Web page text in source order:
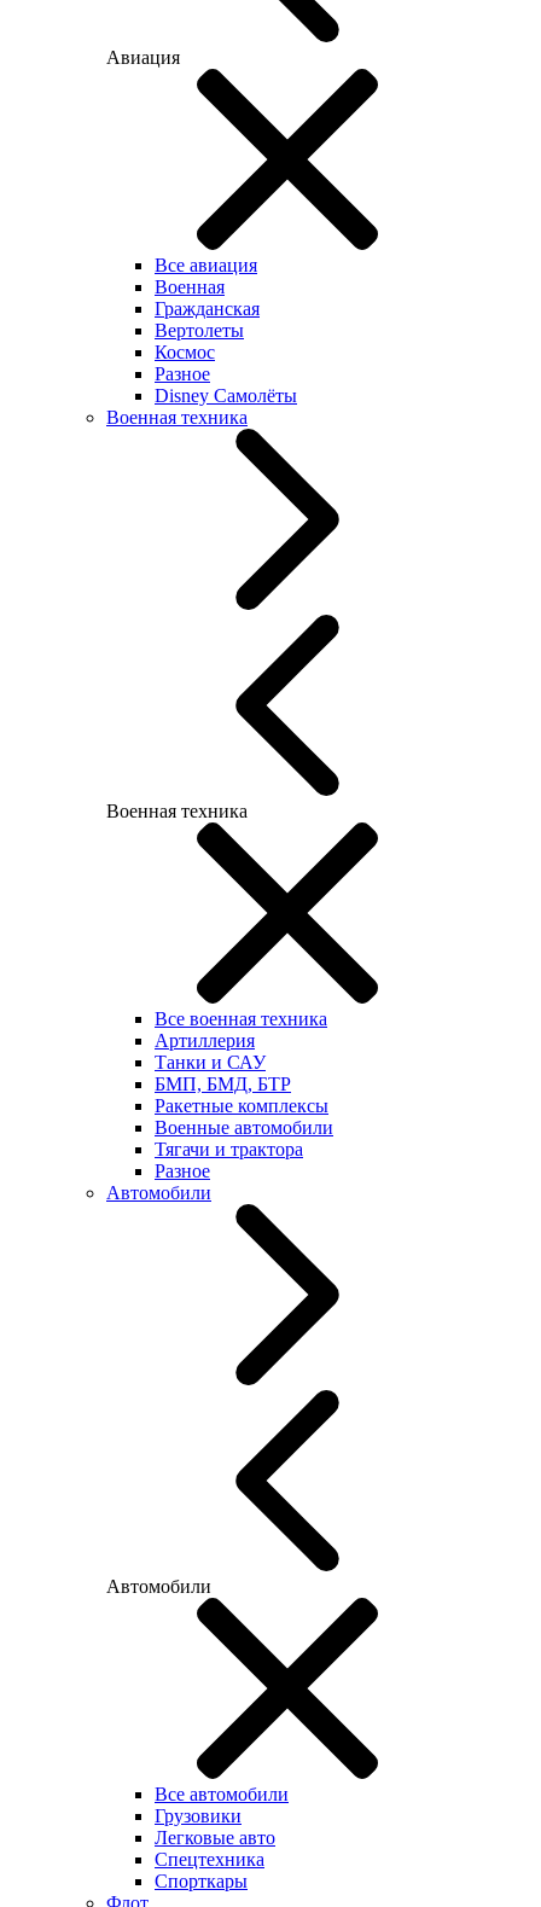
Авиация
Все авиация
Военная
Гражданская
Вертолеты
Космос
Разное
Disney Самолёты
Военная техника
Военная техника
Все военная техника
Артиллерия
Танки и САУ
БМП, БМД, БТР
Ракетные комплексы
Военные автомобили
Тягачи и трактора
Разное
Автомобили
Автомобили
Все автомобили
Грузовики
Легковые авто
Спецтехника
Спорткары
Флот